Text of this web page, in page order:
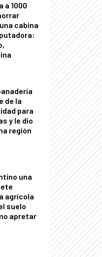
a 1000
cabina
de la
para
y le dio
región
una
agrícola
suelo
apretar